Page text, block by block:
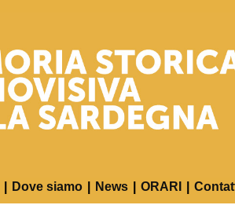
Dove siamo News ORARI